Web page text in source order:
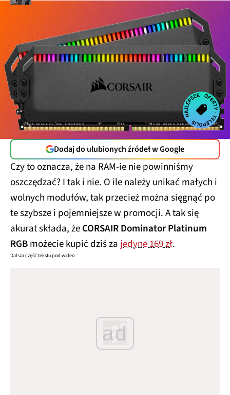
Dodaj do ulubionych źródeł w Google
Czy to oznacza, że na RAM-ie nie powinniśmy
oszczędzać? I tak i nie. O ile należy unikać małych i
wolnych modułów, tak przecież można sięgnąć po
te szybsze i pojemniejsze w promocji. A tak się
akurat składa, żeCORSAIR Dominator Platinum
RGBmożecie kupić dziś za jedyne 169 zł.
Dalsza część tekstu pod wideo
ad